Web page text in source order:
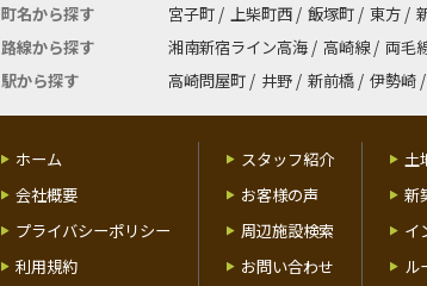
町名から探す
宮子町 / 上柴町西 / 飯塚町 / 東方 /
路線から探す
湘南新宿ライン高海 / 高崎線 / 両毛
駅から探す
高崎問屋町 / 井野 / 新前橋 / 伊勢崎 /
ホーム
会社概要
プライバシーポリシー
利用規約
スタッフ紹介
お客様の声
周辺施設検索
お問い合わせ
土
新
イ
ル